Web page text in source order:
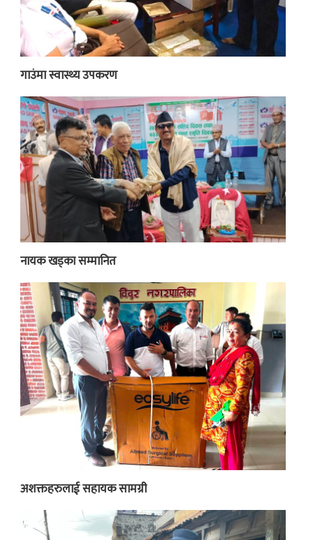
गाउंमा स्वास्थ्य उपकरण
नायक खड्का सम्मानित
अशक्तहरुलाई सहायक सामग्री